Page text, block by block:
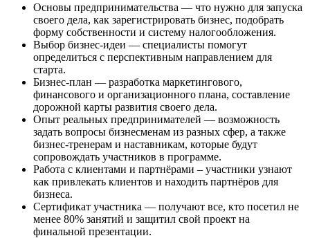
Основы предпринимательства — что нужно для запуска
своего дела, как зарегистрировать бизнес, подобрать
форму собственности и систему налогообложения.
Выбор бизнес-идеи — специалисты помогут
определиться с перспективным направлением для
старта.
Бизнес-план — разработка маркетингового,
финансового и организационного плана, составление
дорожной карты развития своего дела.
Опыт реальных предпринимателей — возможность
задать вопросы бизнесменам из разных сфер, а также
бизнес-тренерам и наставникам, которые будут
сопровождать участников в программе.
Работа с клиентами и партнёрами – участники узнают
как привлекать клиентов и находить партнёров для
бизнеса.
Сертификат участника — получают все, кто посетил не
менее 80% занятий и защитил свой проект на
финальной презентации.